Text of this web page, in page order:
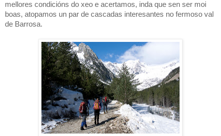
mellores condicións do xeo e acertamos, inda que sen ser moi
boas, atopamos un par de cascadas interesantes no fermoso val
de Barrosa.